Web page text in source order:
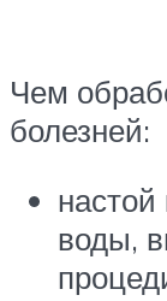
Чем
болезней:
настой
воды,